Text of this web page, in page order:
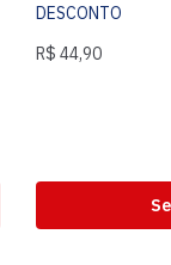
DESCONTO
R$ 44,90